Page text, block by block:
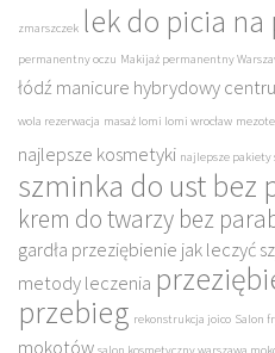
zmarszczek lek do picia
permanentny oczu Makijaż permanentny
łódź manicure hybrydowy
wola rezerwacja masaż lomi lomi wrocław
najlepsze kosmetyki najlepsze pakiety
szminka do ust bez
krem do twarzy bez
gardła przeziębienie jak leczyć
metody leczenia
przebieg rekonstrukcja joico Salon